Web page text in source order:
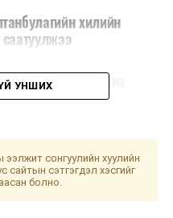
хилийн
хүйтрэл эрт эхэлнэ
УНШИХ
сонгуулийн хуулийн
сайтын сэтгэгдэл хэсгийг
болно.